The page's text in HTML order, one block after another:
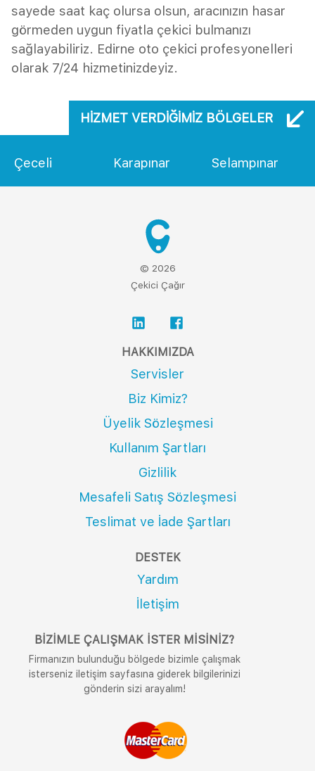
sayede saat kaç olursa olsun, aracınızın hasar
görmeden uygun fiyatla çekici bulmanızı
sağlayabiliriz. Edirne oto çekici profesyonelleri
olarak 7/24 hizmetinizdeyiz.
HIZMET VERDIĞIMIZ BÖLGELER
Çeceli Karapınar Selampınar
© 2026
Çekici Çağır
HAKKIMIZDA
Servisler
Biz Kimiz?
Üyelik Sözleşmesi
Kullanım Şartları
Gizlilik
Mesafeli Satış Sözleşmesi
Teslimat ve İade Şartları
DESTEK
Yardım
İletişim
BIZIMLE ÇALIŞMAK İSTER MISINIZ?
Firmanızın bulunduğu bölgede bizimle çalışmak
isterseniz iletişim sayfasına giderek bilgilerinizi
gönderin sizi arayalım!